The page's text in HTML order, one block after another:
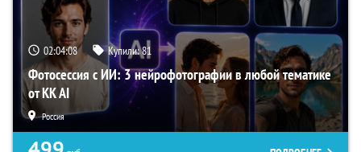
02:04:07 Купили:81
Фотосессия с ИИ: 3 нейрофотографии в любой тематике
от KK AI
Россия